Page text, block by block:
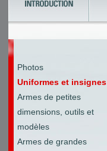
Photos
Uniformes et insignes
Armes de petites
dimensions, outils et
modèles
Armes de grandes